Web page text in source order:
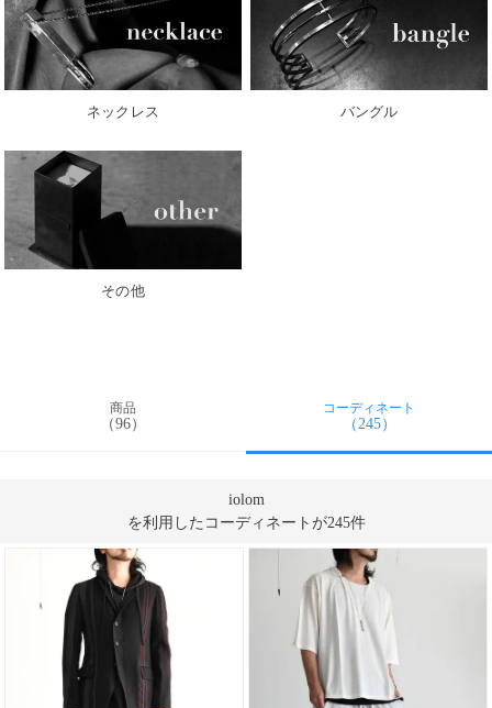
ネックレス バングル
その他
商品
（96）
コーディネート
（245）
iolom
を利用したコーディネートが245件